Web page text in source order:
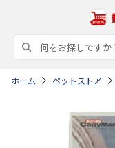
ホーム ペットストア